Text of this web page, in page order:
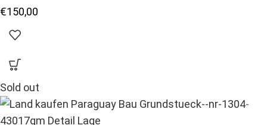
€150,00
Sold out